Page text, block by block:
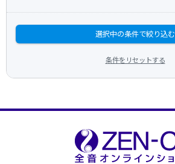
選択中の条件で絞り込む
条件をリセットする